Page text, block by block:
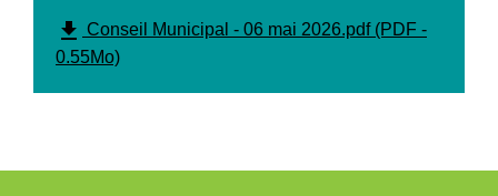
file_download Conseil Municipal - 06 mai 2026.pdf (PDF -
0.55Mo)